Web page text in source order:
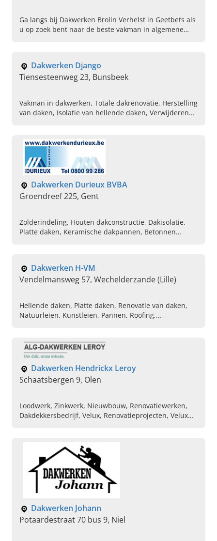
Ga langs bij Dakwerken Brolin Verhelst in Geetbets als
u op zoek bent naar de beste vakman in algemene
Dakwerken Django
Tiensesteenweg 23, Bunsbeek
Vakman in dakwerken, Totale dakrenovatie, Herstelling
van daken, Isolatie van hellende daken, Verwijderen
buurt, Algemene dakwerken in de buurt, Ontbossing
van daken
Dakwerken Durieux BVBA
Groendreef 225, Gent
Zolderindeling, Houten dakconstructie, Dakisolatie,
Platte daken, Keramische dakpannen, Betonnen
Dakwerken H-VM
Vendelmansweg 57, Wechelderzande (Lille)
Hellende daken, Platte daken, Renovatie van daken,
Natuurleien, Kunstleien, Pannen, Roofing,
Dakwerken Hendrickx Leroy
Schaatsbergen 9, Olen
Loodwerk, Zinkwerk, Nieuwbouw, Renovatiewerken,
Dakdekkersbedrijf, Velux, Renovatieprojecten, Velux
Dakwerken Johann
Potaardestraat 70 bus 9, Niel